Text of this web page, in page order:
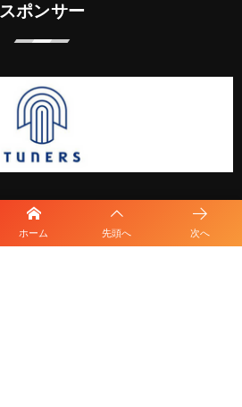
ホーム 先頭へ 次へ
スポンサー